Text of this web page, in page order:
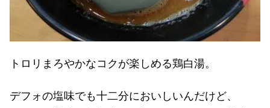
トロリまろやかなコクが楽しめる鶏白湯。
デフォの塩味でも十二分においしいんだけど、